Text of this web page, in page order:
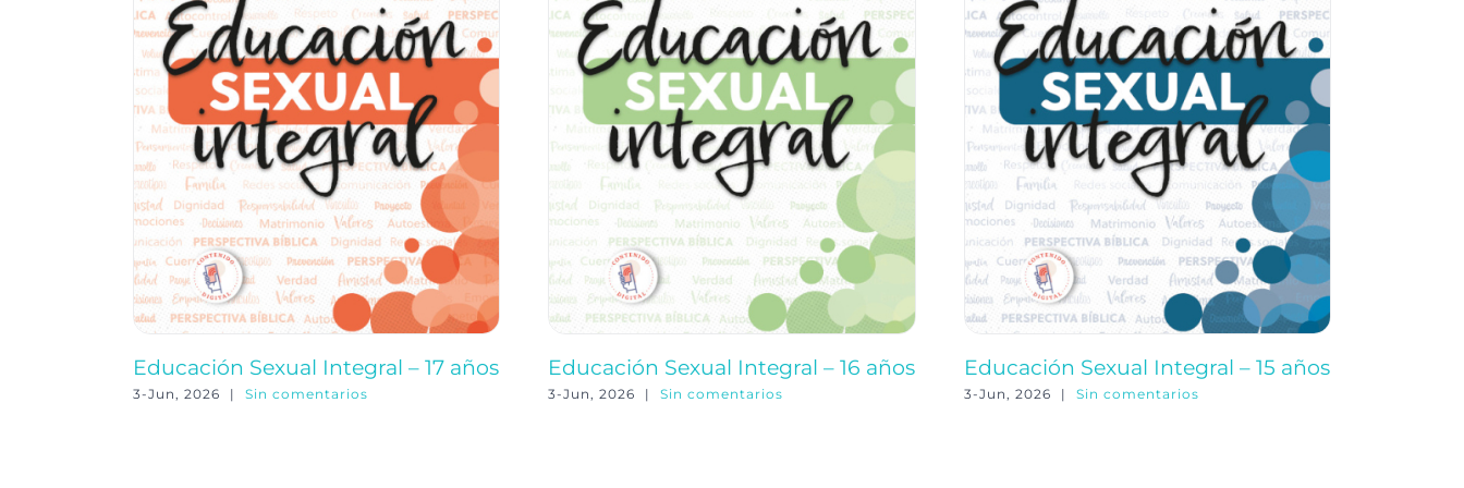
Educación Sexual Integral – 17 años
3-Jun, 2026 | Sin comentarios
Educación Sexual Integral – 16 años
3-Jun, 2026 | Sin comentarios
Educación Sexual Integral – 15 años
3-Jun, 2026 | Sin comentarios